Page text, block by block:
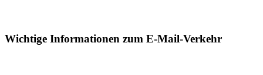
Wichtige Informationen zum E-Mail-Verkehr